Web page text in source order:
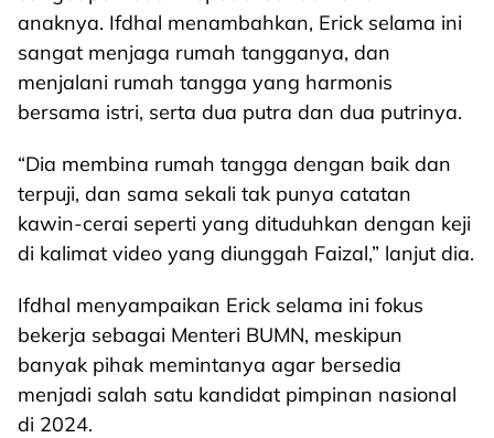
anaknya. Ifdhal menambahkan, Erick selama ini
sangat menjaga rumah tangganya, dan
menjalani rumah tangga yang harmonis
bersama istri, serta dua putra dan dua putrinya.
“Dia membina rumah tangga dengan baik dan
terpuji, dan sama sekali tak punya catatan
kawin-cerai seperti yang dituduhkan dengan keji
di kalimat video yang diunggah Faizal,” lanjut dia.
Ifdhal menyampaikan Erick selama ini fokus
bekerja sebagai Menteri BUMN, meskipun
banyak pihak memintanya agar bersedia
menjadi salah satu kandidat pimpinan nasional
di 2024.